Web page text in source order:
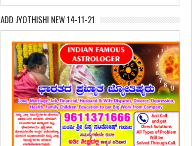
ADD JYOTHISHI NEW 14-11-21